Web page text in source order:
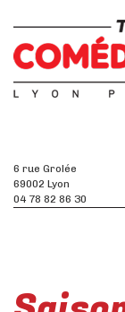
6 rue Grolée
69002 Lyon
04 78 82 86 30